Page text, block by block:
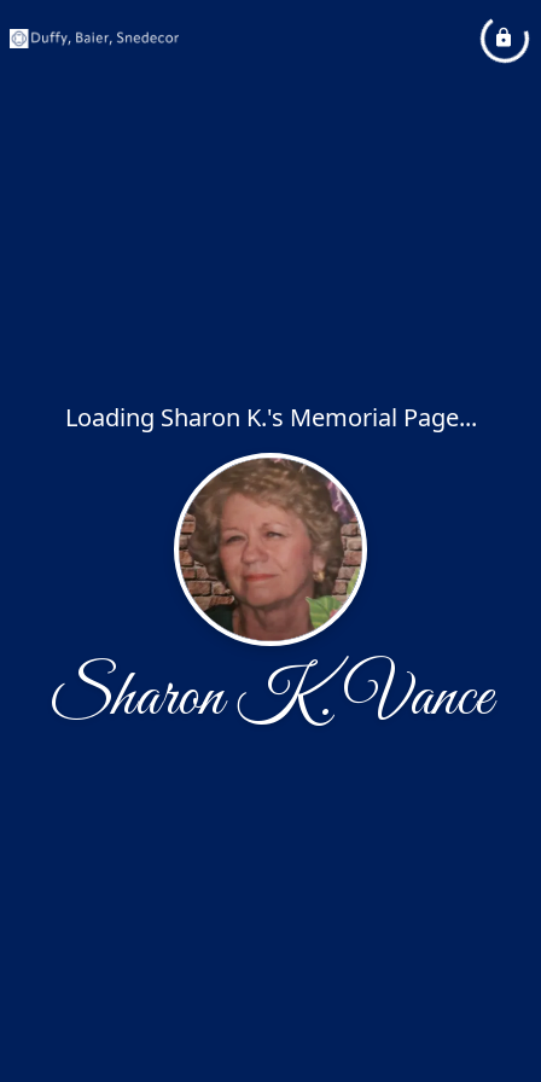
Loading Sharon K.'s Memorial Page...
Sharon K. Vance